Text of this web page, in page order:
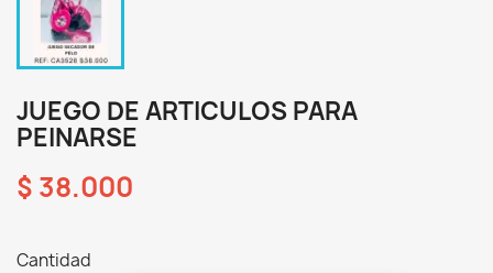
JUEGO DE ARTICULOS PARA
PEINARSE
$ 38.000
Cantidad